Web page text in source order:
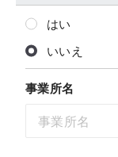
はい
いいえ
事業所名